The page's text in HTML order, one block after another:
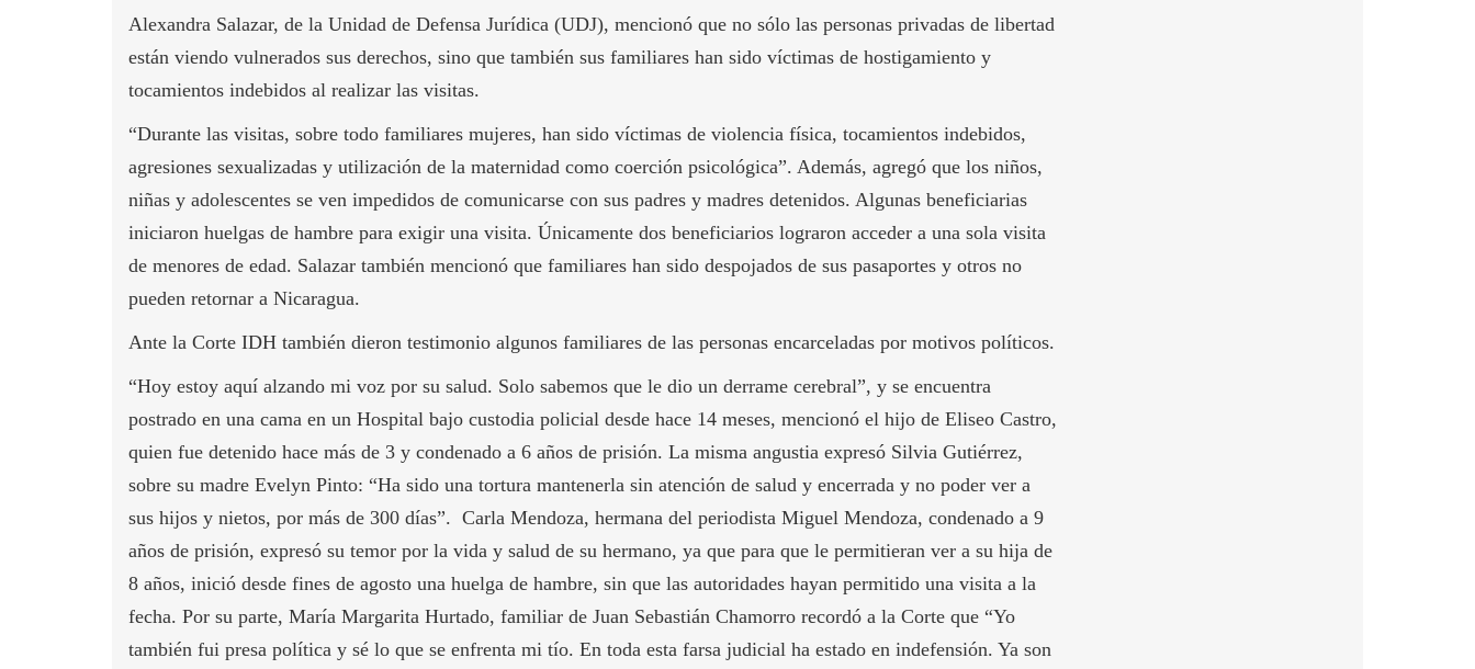
Alexandra Salazar, de la Unidad de Defensa Jurídica (UDJ), mencionó que no sólo las personas privadas de libertad
están viendo vulnerados sus derechos, sino que también sus familiares han sido víctimas de hostigamiento y
tocamientos indebidos al realizar las visitas.
“Durante las visitas, sobre todo familiares mujeres, han sido víctimas de violencia física, tocamientos indebidos,
agresiones sexualizadas y utilización de la maternidad como coerción psicológica”. Además, agregó que los niños,
niñas y adolescentes se ven impedidos de comunicarse con sus padres y madres detenidos. Algunas beneficiarias
iniciaron huelgas de hambre para exigir una visita. Únicamente dos beneficiarios lograron acceder a una sola visita
de menores de edad. Salazar también mencionó que familiares han sido despojados de sus pasaportes y otros no
pueden retornar a Nicaragua.
Ante la Corte IDH también dieron testimonio algunos familiares de las personas encarceladas por motivos políticos.
“Hoy estoy aquí alzando mi voz por su salud. Solo sabemos que le dio un derrame cerebral”, y se encuentra
postrado en una cama en un Hospital bajo custodia policial desde hace 14 meses, mencionó el hijo de Eliseo Castro,
quien fue detenido hace más de 3 y condenado a 6 años de prisión. La misma angustia expresó Silvia Gutiérrez,
sobre su madre Evelyn Pinto: “Ha sido una tortura mantenerla sin atención de salud y encerrada y no poder ver a
sus hijos y nietos, por más de 300 días”. Carla Mendoza, hermana del periodista Miguel Mendoza, condenado a 9
años de prisión, expresó su temor por la vida y salud de su hermano, ya que para que le permitieran ver a su hija de
8 años, inició desde fines de agosto una huelga de hambre, sin que las autoridades hayan permitido una visita a la
fecha. Por su parte, María Margarita Hurtado, familiar de Juan Sebastián Chamorro recordó a la Corte que “Yo
también fui presa política y sé lo que se enfrenta mi tío. En toda esta farsa judicial ha estado en indefensión. Ya son